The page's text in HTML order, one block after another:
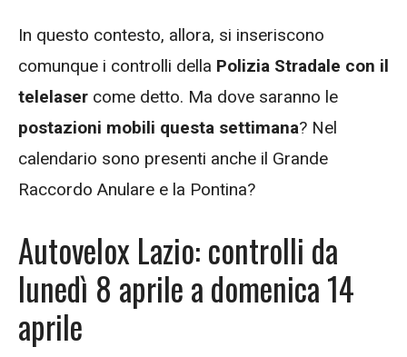
In questo contesto, allora, si inseriscono
comunque i controlli della Polizia Stradale con il
telelaser come detto. Ma dove saranno le
postazioni mobili questa settimana? Nel
calendario sono presenti anche il Grande
Raccordo Anulare e la Pontina?
Autovelox Lazio: controlli da
lunedì 8 aprile a domenica 14
aprile